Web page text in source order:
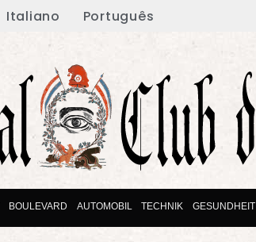
Italiano Português
BOULEVARD AUTOMOBIL TECHNIK GESUNDHEIT